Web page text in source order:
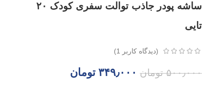
ساشه پودر جاذب توالت سفری کودک ۲۰
تایی
(دیدگاه کاربر 1
)
۵۰۰٫۰۰۰ تومان ۳۴۹٫۰۰۰ تومان